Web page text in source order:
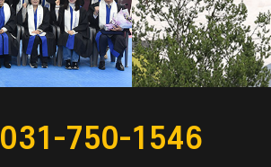
031-750-1546